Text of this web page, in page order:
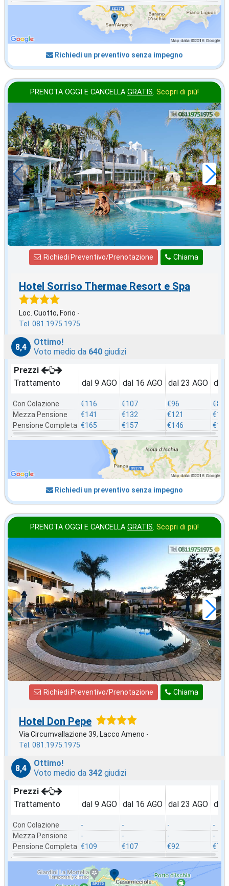
Richiedi un preventivo senza impegno
PRENOTA OGGI E CANCELLA GRATIS. Scopri di più!
2026 FERRAGOSTO
in offerta da
€116,21
a notte
Chiama
Richiedi Preventivo/Prenotazione
Hotel Sorriso Thermae Resort e Spa
Loc. Cuotto, Forio -
Tel. 081.1975.1975
8,4
Ottimo!
Voto medio da 640 giudizi
Prezzi
Trattamento
Con Colazione
Mezza Pensione
Pensione Completa
dal 9 AGO
€116
€141
€165
dal 16 AGO
€107
€132
€157
dal 23 AGO
€96
€121
€146
dal
€87
€112
€137
Richiedi un preventivo senza impegno
PRENOTA OGGI E CANCELLA GRATIS. Scopri di più!
2026 FERRAGOSTO
in offerta da
€109,86
a notte
Chiama
Richiedi Preventivo/Prenotazione
Hotel Don Pepe
Via Circumvallazione 39, Lacco Ameno -
Tel. 081.1975.1975
8,4
Ottimo!
Voto medio da 342 giudizi
Prezzi
Trattamento
Con Colazione
Mezza Pensione
Pensione Completa
dal 9 AGO
-
-
€109
dal 16 AGO
-
-
€107
dal 23 AGO
-
-
€92
dal
-
-
€78